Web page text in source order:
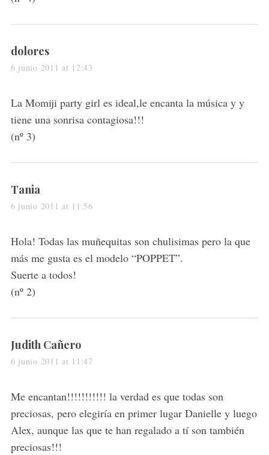
s
a
s
:
dolores
6 junio 2011 at 12:43
La Momiji party girl es ideal,le encanta la música y y
tiene una sonrisa contagiosa!!!
(nº 3)
s
a
s
:
Tania
6 junio 2011 at 11:56
Hola! Todas las muñequitas son chulisimas pero la que
más me gusta es el modelo “POPPET”.
Suerte a todos!
(nº 2)
s
a
s
:
Judith Cañero
6 junio 2011 at 11:47
Me encantan!!!!!!!!!!! la verdad es que todas son
preciosas, pero elegiría en primer lugar Danielle y luego
Alex, aunque las que te han regalado a tí son también
preciosas!!!